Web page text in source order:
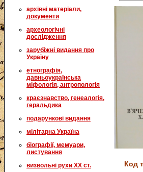
архівні матеріали,
документи
археологічні
дослідження
зарубіжні видання про
Україну
етнографія,
давньоукраїнська
міфологія, антропологія
краєзнавство, генеалогія,
геральдика
подарункові видання
мілітарна Україна
біографії, мемуари,
листування
визвольні рухи XX ст.
Код